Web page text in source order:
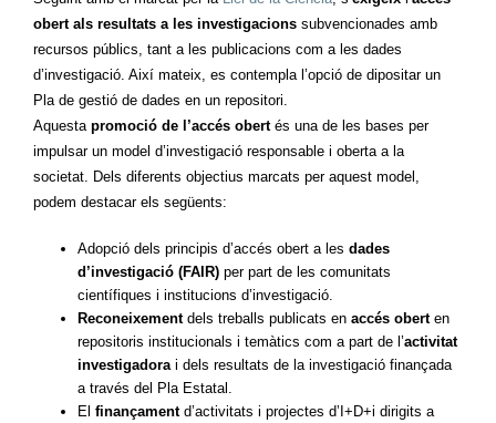
obert als resultats a les investigacions subvencionades amb
recursos públics, tant a les publicacions com a les dades
d’investigació. Així mateix, es contempla l’opció de dipositar un
Pla de gestió de dades en un repositori.
Aquesta promoció de l’accés obertés una de les bases per
impulsar un model d’investigació responsable i oberta a la
societat. Dels diferents objectius marcats per aquest model,
podem destacar els següents:
Adopció dels principis d’accés obert a les dades
d’investigació (FAIR) per part de les comunitats
científiques i institucions d’investigació.
Reconeixement dels treballs publicats en accés oberten
repositoris institucionals i temàtics com a part de l’activitat
investigadorai dels resultats de la investigació finançada
a través del Pla Estatal.
El finançament d’activitats i projectes d’I+D+i dirigits a